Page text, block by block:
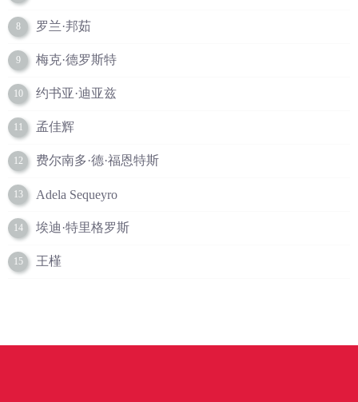
8 罗兰·邦茹
9 梅克·德罗斯特
10 约书亚·迪亚兹
11 孟佳辉
12 费尔南多·德·福恩特斯
13 Adela Sequeyro
14 埃迪·特里格罗斯
15 王槿